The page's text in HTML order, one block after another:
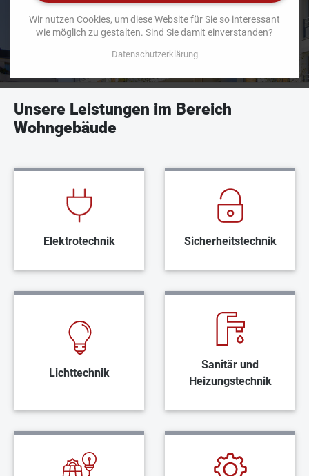
Otto Schatte in der Lage, all diesen Erfordernissen
Unsere Leistungen im Bereich
Wohngebäude
Elektrotechnik Sicherheitstechnik
Lichttechnik
Sanitär und
Heizungstechnik
r
e
i
g
l
l
Wir nutzen Cookies, um diese Website für Sie so interessant
wie möglich zu gestalten. Sind Sie damit einverstanden?
Datenschutzerklärung